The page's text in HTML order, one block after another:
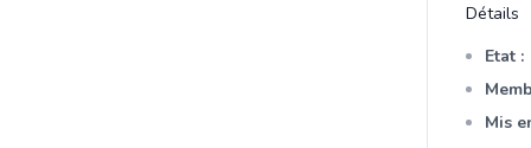
Détails
Etat :
Mis